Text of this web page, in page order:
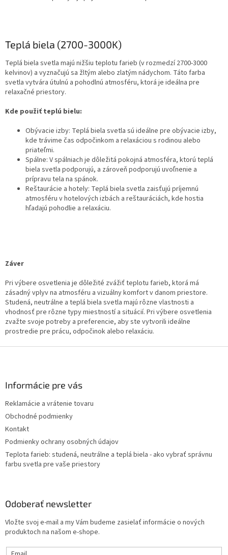
Teplá biela (2700-3000K)
Teplá biela svetla majú nižšiu teplotu farieb (v rozmedzí 2700-3000
kelvinov) a vyznačujú sa žltým alebo zlatým nádychom. Táto farba
svetla vytvára útulnú a pohodlnú atmosféru, ktorá je ideálna pre
relaxačné priestory.
Kde použiť teplú bielu:
Obývacie izby: Teplá biela svetla sú ideálne pre obývacie izby,
kde trávime čas odpočinkom a relaxáciou s rodinou alebo
priateľmi.
Spálne: V spálniach je dôležitá pokojná atmosféra, ktorú teplá
biela svetla podporujú, a zároveň podporujú uvoľnenie a
prípravu tela na spánok.
Reštaurácie a hotely: Teplá biela svetla zaisťujú príjemnú
atmosféru v hotelových izbách a reštauráciách, kde hostia
hľadajú pohodlie a relaxáciu.
Záver
Pri výbere osvetlenia je dôležité zvážiť teplotu farieb, ktorá má
zásadný vplyv na atmosféru a vizuálny komfort v danom priestore.
Studená, neutrálne a teplá biela svetla majú rôzne vlastnosti a
vhodnosť pre rôzne typy miestností a situácií. Pri výbere osvetlenia
zvažte svoje potreby a preferencie, aby ste vytvorili ideálne
prostredie pre prácu, odpočinok alebo relaxáciu.
Informácie pre vás
Reklamácie a vrátenie tovaru
Obchodné podmienky
Kontakt
Podmienky ochrany osobných údajov
Teplota farieb: studená, neutrálne a teplá biela - ako vybrať správnu
farbu svetla pre vaše priestory
Odoberať newsletter
Vložte svoj e-mail a my Vám budeme zasielať informácie o nových
produktoch na našom e-shope.